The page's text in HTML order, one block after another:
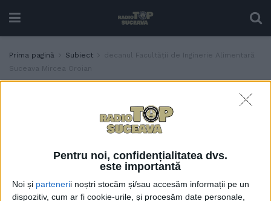
Pentru noi, confidențialitatea dvs.
este importantă
Noi și partenerii noștri stocăm și/sau accesăm informații pe un
dispozitiv, cum ar fi cookie-urile, și procesăm date personale,
Prima pagină Subiect
decanul Facultății de Inginerie Alimentară
Suceava Mircea Oroian
Alimentară Suceava Mircea Oroian
Decanul Facultății de
Suceava, Mircea Oroian:
Procesatorii de carne și
lapte grupați în Asociația